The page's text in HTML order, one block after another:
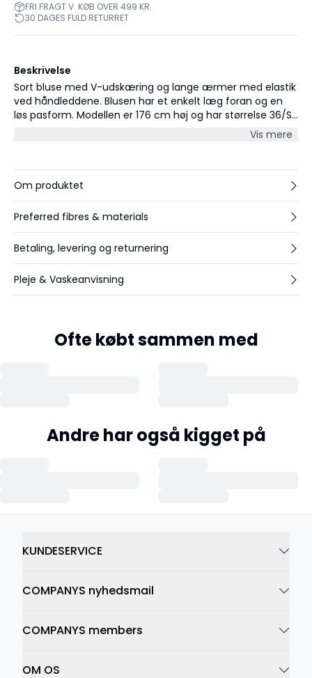
FRI FRAGT V. KØB OVER 499 KR.
30 DAGES FULD RETURRET
Beskrivelse
Sort bluse med V-udskæring og lange ærmer med elastik
ved håndleddene. Blusen har et enkelt læg foran og en
løs pasform. Modellen er 176 cm høj og har størrelse 36/S
Vis mere
Om produktet
Preferred fibres & materials
Betaling, levering og returnering
Pleje & Vaskeanvisning
Ofte købt sammen med
Andre har også kigget på
KUNDESERVICE
COMPANYS nyhedsmail
COMPANYS members
OM OS